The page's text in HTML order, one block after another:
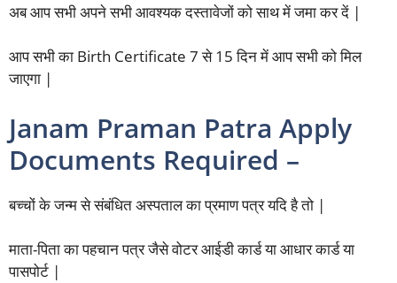
अब आप सभी अपने सभी आवश्यक दस्तावेजों को साथ में जमा कर दें |
आप सभी का Birth Certificate 7 से 15 दिन में आप सभी को मिल
जाएगा |
Janam Praman Patra Apply
Documents Required –
बच्चों के जन्म से संबंधित अस्पताल का प्रमाण पत्र यदि है तो |
माता-पिता का पहचान पत्र जैसे वोटर आईडी कार्ड या आधार कार्ड या
पासपोर्ट |